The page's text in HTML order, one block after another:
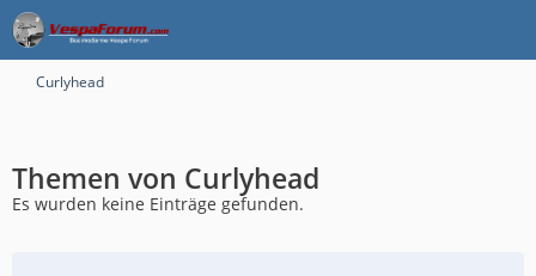
Curlyhead
Themen von Curlyhead
Es wurden keine Einträge gefunden.